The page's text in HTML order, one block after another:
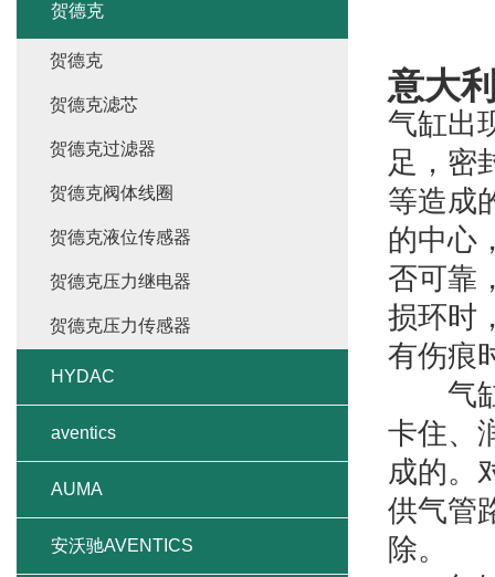
意大
气缸出
足，密
等造成
的中心
否可靠
损环时
有伤痕
气缸
卡住、
成的。
供气管
除。
贺德克
贺德克
贺德克滤芯
贺德克过滤器
贺德克阀体线圈
贺德克液位传感器
贺德克压力继电器
贺德克压力传感器
HYDAC
aventics
AUMA
安沃驰AVENTICS